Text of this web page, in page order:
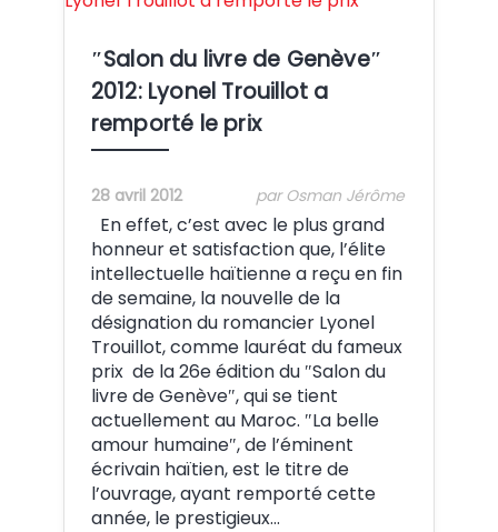
″Salon du livre de Genève″
2012: Lyonel Trouillot a
remporté le prix
28 avril 2012 par Osman Jérôme
En effet, c’est avec le plus grand
honneur et satisfaction que, l’élite
intellectuelle haïtienne a reçu en fin
de semaine, la nouvelle de la
désignation du romancier Lyonel
Trouillot, comme lauréat du fameux
prix de la 26e édition du ″Salon du
livre de Genève″, qui se tient
actuellement au Maroc. ″La belle
amour humaine″, de l’éminent
écrivain haïtien, est le titre de
l’ouvrage, ayant remporté cette
année, le prestigieux…